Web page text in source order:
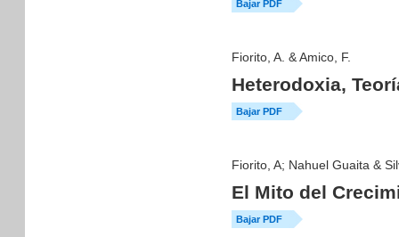
Bajar PDF
Fiorito, A. & Amico, F.
Heterodoxia,
Bajar PDF
Fiorito, A; Nahuel Guaita &
El Mito del
Bajar PDF